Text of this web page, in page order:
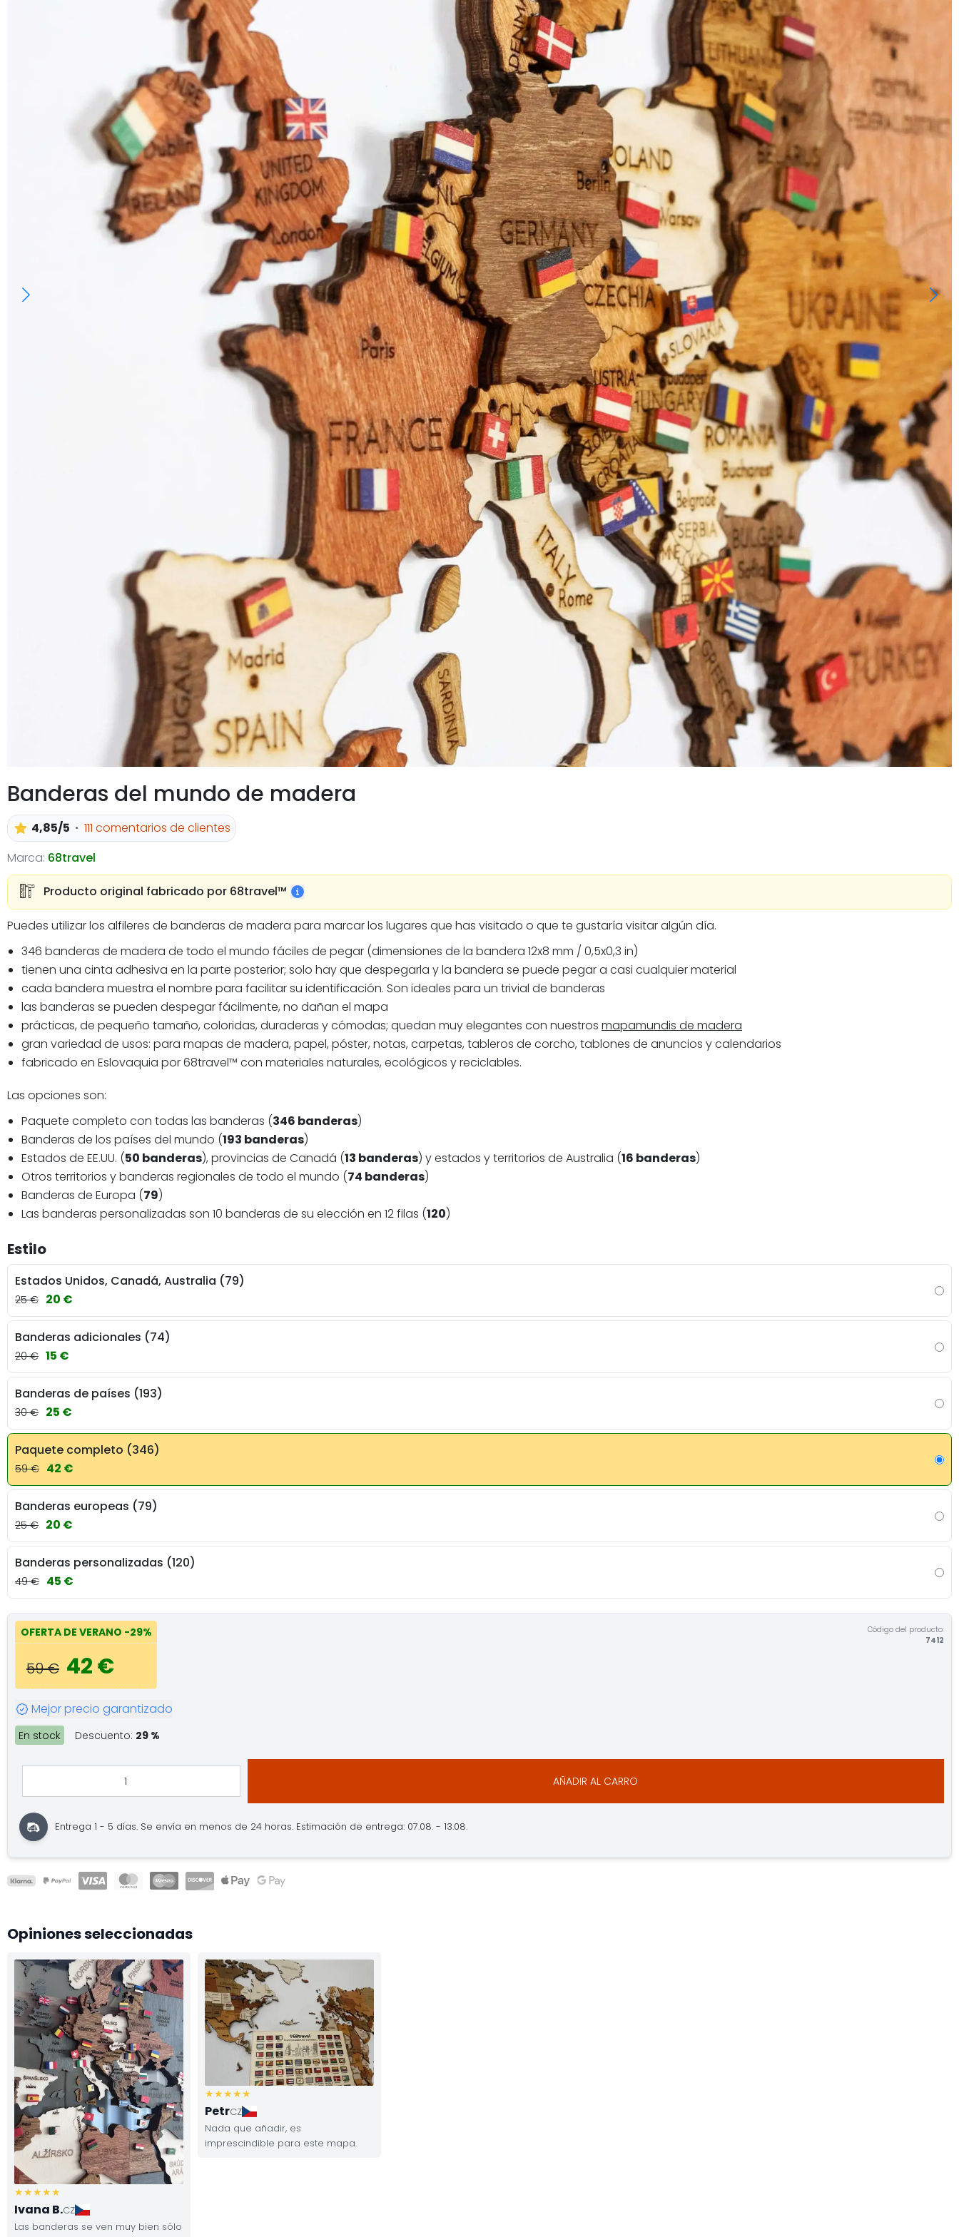
Banderas del mundo de madera
4,85/5
111 comentarios de clientes
Marca: 68travel
Producto original fabricado por 68travel™️
Puedes utilizar los alfileres de banderas de madera para marcar los lugares que has visitado o que te gustaría visitar algún día.
346 banderas de madera de todo el mundo fáciles de pegar (dimensiones de la bandera 12x8 mm / 0,5x0,3 in)
tienen una cinta adhesiva en la parte posterior; solo hay que despegarla y la bandera se puede pegar a casi cualquier material
cada bandera muestra el nombre para facilitar su identificación. Son ideales para un trivial de banderas
las banderas se pueden despegar fácilmente, no dañan el mapa
prácticas, de pequeño tamaño, coloridas, duraderas y cómodas; quedan muy elegantes con nuestros mapamundis de madera
gran variedad de usos: para mapas de madera, papel, póster, notas, carpetas, tableros de corcho, tablones de anuncios y calendarios
fabricado en Eslovaquia por 68travel™️ con materiales naturales, ecológicos y reciclables.
Las opciones son:
Paquete completo con todas las banderas (346 banderas)
Banderas de los países del mundo (193 banderas)
Estados de EE.UU. (50 banderas), provincias de Canadá (13 banderas) y estados y territorios de Australia (16 banderas)
Otros territorios y banderas regionales de todo el mundo (74 banderas)
Banderas de Europa (79)
Las banderas personalizadas son 10 banderas de su elección en 12 filas (120)
Estilo
Estados Unidos, Canadá, Australia (79)
25 € 20 €
Banderas adicionales (74)
20 € 15 €
Banderas de países (193)
30 € 25 €
Paquete completo (346)
59 € 42 €
Banderas europeas (79)
25 € 20 €
Banderas personalizadas (120)
49 € 45 €
OFERTA DE VERANO -29%
59 € 42 €
Código del producto:
7412
Mejor precio garantizado
En stock Descuento: 29 %
AÑADIR AL CARRO
Entrega 1 - 5 días. Se envía en menos de 24 horas. Estimación de entrega: 07.08. - 13.08.
Opiniones seleccionadas
Ivana B.CZ
Las banderas se ven muy bien sólo
PetrCZ
Nada que añadir, es
imprescindible para este mapa.